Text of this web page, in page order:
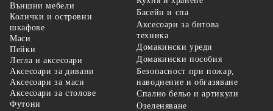
Външни мебели
Колички и островни
шкафове
Маси
Пейки
Легла и аксесоари
Аксесоари за дивани
Аксесоари за маси
Аксесоари за столове
Футони
Басейн и спа
Аксесоари за битова
техника
Домакински уреди
Домакински пособия
Безопасност при пожар,
наводнение и обгазяване
Спално бельо и артикули
Озеленяване